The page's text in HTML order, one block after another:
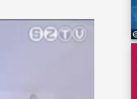
Aranyhíd Központ
három közül az egyik,
- hangzott el a